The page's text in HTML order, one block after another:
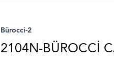
Bürocci-2
2104N-BÜROCCI